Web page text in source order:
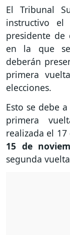
El Tribunal
instructivo
presidente de
en la que
deberán
primera
elecciones.
Esto se debe
primera
realizada el
15 de
segunda